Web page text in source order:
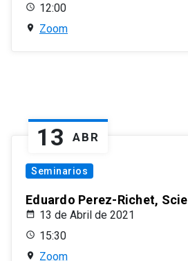
12:00
Zoom
13 ABR
Seminarios
Eduardo Perez-Richet,
13 de Abril de 2021
15:30
Zoom